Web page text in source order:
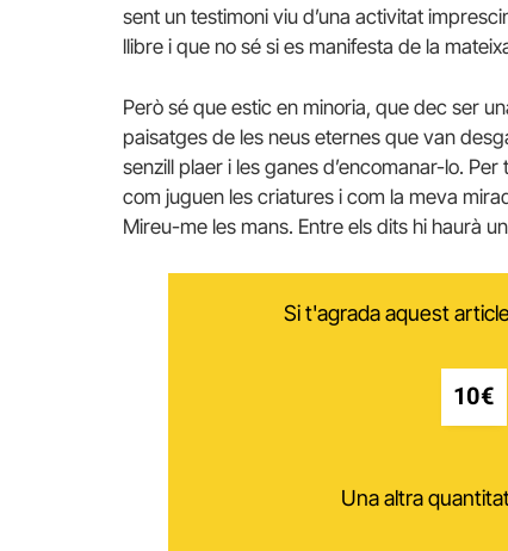
sent un testimoni viu d’una activitat
llibre i que no sé si es manifesta de la
Però sé que estic en minoria, que dec ser
paisatges de les neus eternes que van
senzill plaer i les ganes d’encomanar-lo.
com juguen les criatures i com la meva
Mireu-me les mans. Entre els dits hi haurà
Si t'agrada aquest
10€
Una altra